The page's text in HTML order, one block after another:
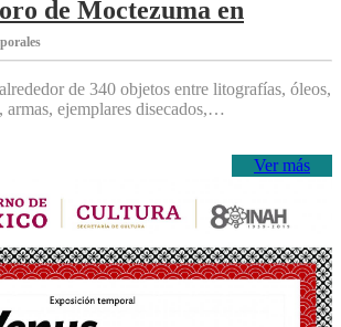
de Moctezuma en
de 340 objetos entre litografías, óleos,
armas, ejemplares disecados,…
Ver más